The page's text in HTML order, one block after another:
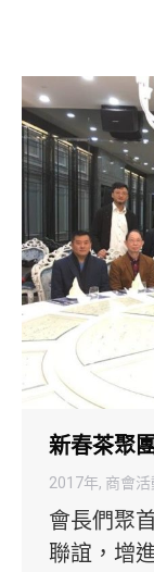
新春茶聚
2017年, 商會活
會長們聚
聯誼，增